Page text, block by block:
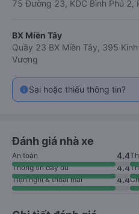
75 Đường 23, KDC Bình Phú 2,
BX Miền Tây
Quầy 23 BX Miền Tây, 395
Vương
Sai hoặc thiếu thông tin?
Đánh giá nhà xe
An toàn 4.4
Thông tin đầy đủ 4.4
Tiện nghi & thoải mái 4.4